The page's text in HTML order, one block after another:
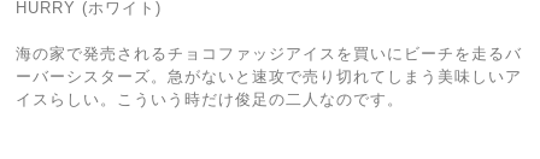
HURRY (ホワイト)
海の家で発売されるチョコファッジアイスを買いにビーチを走るバ
ーバーシスターズ。急がないと速攻で売り切れてしまう美味しいア
イスらしい。こういう時だけ俊足の二人なのです。